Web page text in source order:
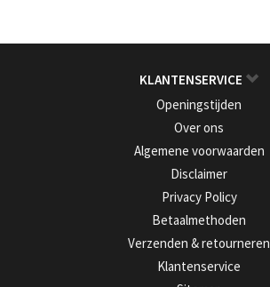
KLANTENSERVICE
Openingstijden
Over ons
Algemene voorwaarden
Disclaimer
Privacy Policy
Betaalmethoden
Verzenden & retourneren
Klantenservice